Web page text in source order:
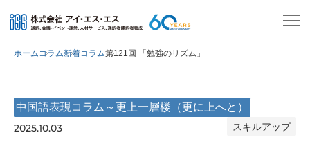
ホームコラム新着コラム第121回 「勉強のリズム」
中国語表現コラム～更上一層楼（更に上へと）
2025.10.03 スキルアップ